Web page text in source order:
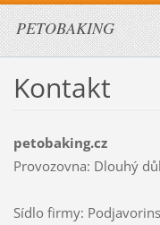
PETOBAKING
Kontakt
petobaking.cz
Provozovna: Dlouhý
Sídlo firmy: